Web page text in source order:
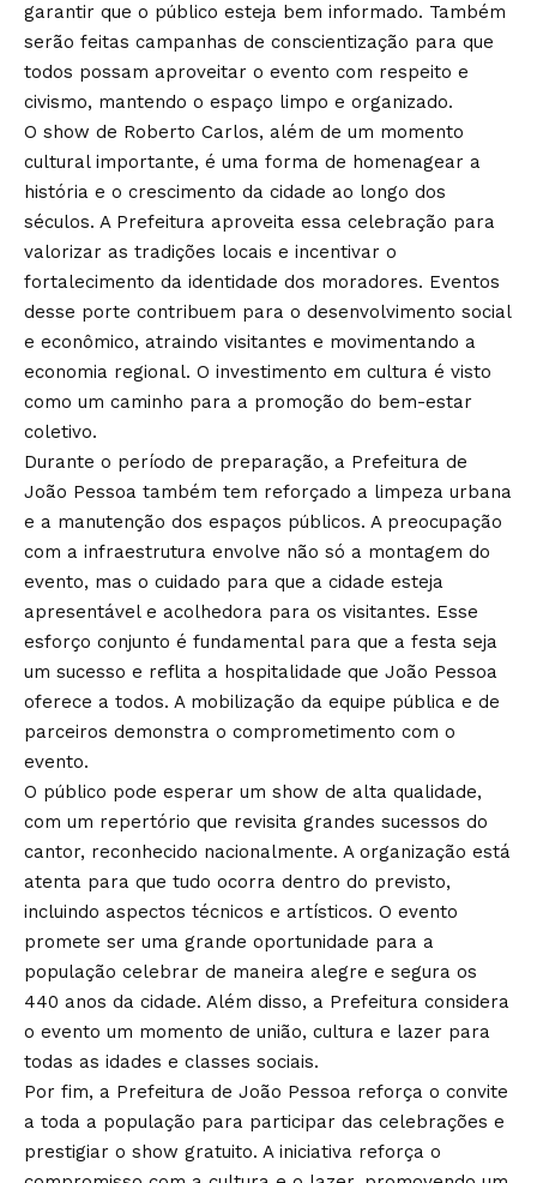
garantir que o público esteja bem informado. Também
serão feitas campanhas de conscientização para que
todos possam aproveitar o evento com respeito e
civismo, mantendo o espaço limpo e organizado.
O show de Roberto Carlos, além de um momento
cultural importante, é uma forma de homenagear a
história e o crescimento da cidade ao longo dos
séculos. A Prefeitura aproveita essa celebração para
valorizar as tradições locais e incentivar o
fortalecimento da identidade dos moradores. Eventos
desse porte contribuem para o desenvolvimento social
e econômico, atraindo visitantes e movimentando a
economia regional. O investimento em cultura é visto
como um caminho para a promoção do bem-estar
coletivo.
Durante o período de preparação, a Prefeitura de
João Pessoa também tem reforçado a limpeza urbana
e a manutenção dos espaços públicos. A preocupação
com a infraestrutura envolve não só a montagem do
evento, mas o cuidado para que a cidade esteja
apresentável e acolhedora para os visitantes. Esse
esforço conjunto é fundamental para que a festa seja
um sucesso e reflita a hospitalidade que João Pessoa
oferece a todos. A mobilização da equipe pública e de
parceiros demonstra o comprometimento com o
evento.
O público pode esperar um show de alta qualidade,
com um repertório que revisita grandes sucessos do
cantor, reconhecido nacionalmente. A organização está
atenta para que tudo ocorra dentro do previsto,
incluindo aspectos técnicos e artísticos. O evento
promete ser uma grande oportunidade para a
população celebrar de maneira alegre e segura os
440 anos da cidade. Além disso, a Prefeitura considera
o evento um momento de união, cultura e lazer para
todas as idades e classes sociais.
Por fim, a Prefeitura de João Pessoa reforça o convite
a toda a população para participar das celebrações e
prestigiar o show gratuito. A iniciativa reforça o